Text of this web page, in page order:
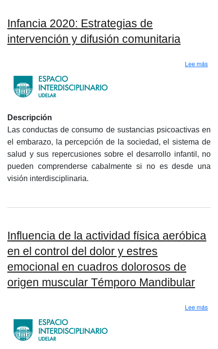
Infancia 2020: Estrategias de
intervención y difusión comunitaria
Lee más
Descripción
Las conductas de consumo de sustancias psicoactivas en
el embarazo, la percepción de la sociedad, el sistema de
salud y sus repercusiones sobre el desarrollo infantil, no
pueden comprenderse cabalmente si no es desde una
visión interdisciplinaria.
Influencia de la actividad física aeróbica
en el control del dolor y estres
emocional en cuadros dolorosos de
origen muscular Témporo Mandibular
Lee más